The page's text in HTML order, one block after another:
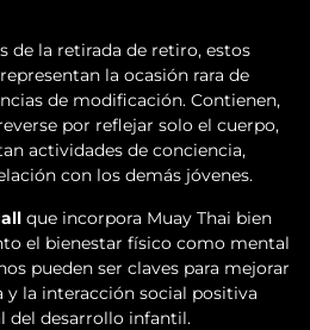
de la retirada de retiro, estos
la ocasión rara de
de modificación. Contienen,
por reflejar solo el cuerpo,
actividades de conciencia,
con los demás jóvenes.
que incorpora Muay Thai bien
el bienestar físico como mental
pueden ser claves para mejorar
y la interacción social positiva
del desarrollo infantil.